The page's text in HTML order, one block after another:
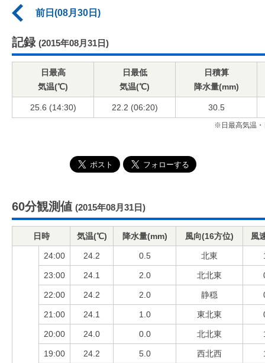
前日(08月30日)
記録 (2015年08月31日)
日最高
気温(℃)
日最低
気温(℃)
日積算
降水量(mm)
25.6 (14:30) 22.2 (06:20) 30.5
※日最高気温・
60分観測値 (2015年08月31日)
日時 気温(℃) 降水量(mm) 風向(16方位) 風
24:00 24.2 0.5 北東
23:00 24.1 2.0 北北東
22:00 24.2 2.0 静穏
21:00 24.1 1.0 東北東
20:00 24.0 0.0 北北東
19:00 24.2 5.0 西北西